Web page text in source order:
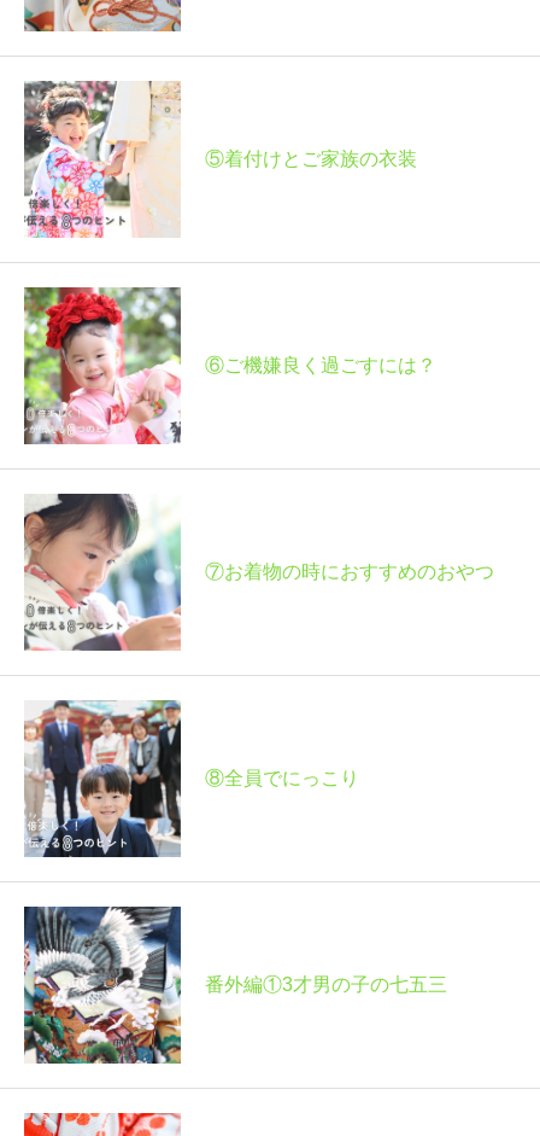
⑤着付けとご家族の衣装
⑥ご機嫌良く過ごすには？
⑦お着物の時におすすめのおやつ
⑧全員でにっこり
番外編①3才男の子の七五三